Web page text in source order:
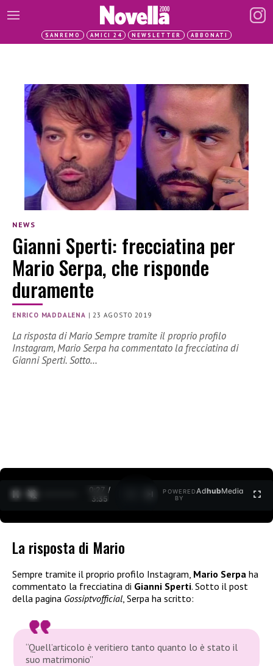
SANREMO AMICI 24 NEWSLETTER ABBONATI
NEWS
Gianni Sperti: frecciatina per
Mario Serpa, che risponde
duramente
ENRICO MADDALENA |23 AGOSTO 2019
La risposta di Mario Sempre tramite il proprio profilo
Instagram, Mario Serpa ha commentato la frecciatina di
Gianni Sperti. Sotto…
0:27 /
3:35
POWERED
BY
AdhubMedia
La risposta di Mario
Sempre tramite il proprio profilo Instagram, Mario Serpa ha
commentato la frecciatina di Gianni Sperti. Sotto il post
della pagina Gossiptvofficial, Serpa ha scritto:
“Quell’articolo è veritiero tanto quanto lo è stato il
suo matrimonio”